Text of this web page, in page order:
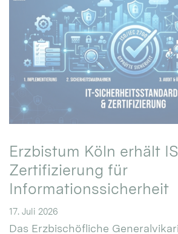
Erzbistum Köln erhält
Zertifizierung für
Informationssicherheit
17. Juli 2026
Das Erzbischöfliche